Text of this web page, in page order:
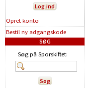
Opret konto
Bestil ny adgangskode
SØG
Søg på Sporskiftet: